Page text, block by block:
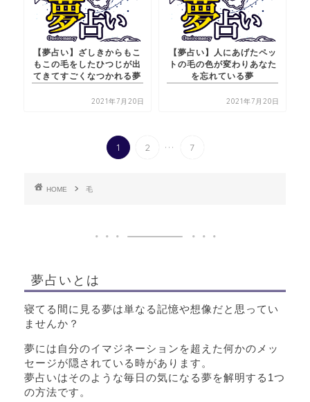
【夢占い】ざしきからもこ
もこの毛をしたひつじが出
てきてすごくなつかれる夢
2021年7月20日
【夢占い】人にあげたペッ
トの毛の色が変わりあなた
を忘れている夢
2021年7月20日
1 2 ... 7
HOME 毛
夢占いとは
寝てる間に見る夢は単なる記憶や想像だと思ってい
ませんか？
夢には自分のイマジネーションを超えた何かのメッ
セージが隠されている時があります。
夢占いはそのような毎日の気になる夢を解明する1つ
の方法です。